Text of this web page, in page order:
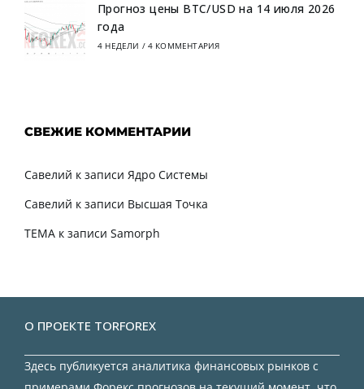
Прогноз цены BTC/USD на 14 июля 2026
года
4 НЕДЕЛИ / 4 КОММЕНТАРИЯ
СВЕЖИЕ КОММЕНТАРИИ
Савелий к записи Ядро Системы
Савелий к записи Высшая Точка
TEMA к записи Samorph
О ПРОЕКТЕ TORFOREX
Здесь публикуется аналитика финансовых рынков с